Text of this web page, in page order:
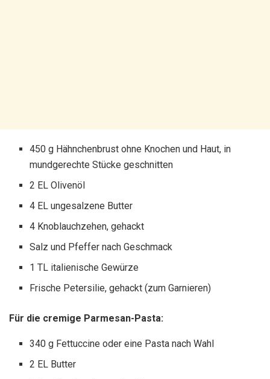
450 g Hähnchenbrust ohne Knochen und Haut, in
mundgerechte Stücke geschnitten
2 EL Olivenöl
4 EL ungesalzene Butter
4 Knoblauchzehen, gehackt
Salz und Pfeffer nach Geschmack
1 TL italienische Gewürze
Frische Petersilie, gehackt (zum Garnieren)
Für die cremige Parmesan-Pasta:
340 g Fettuccine oder eine Pasta nach Wahl
2 EL Butter